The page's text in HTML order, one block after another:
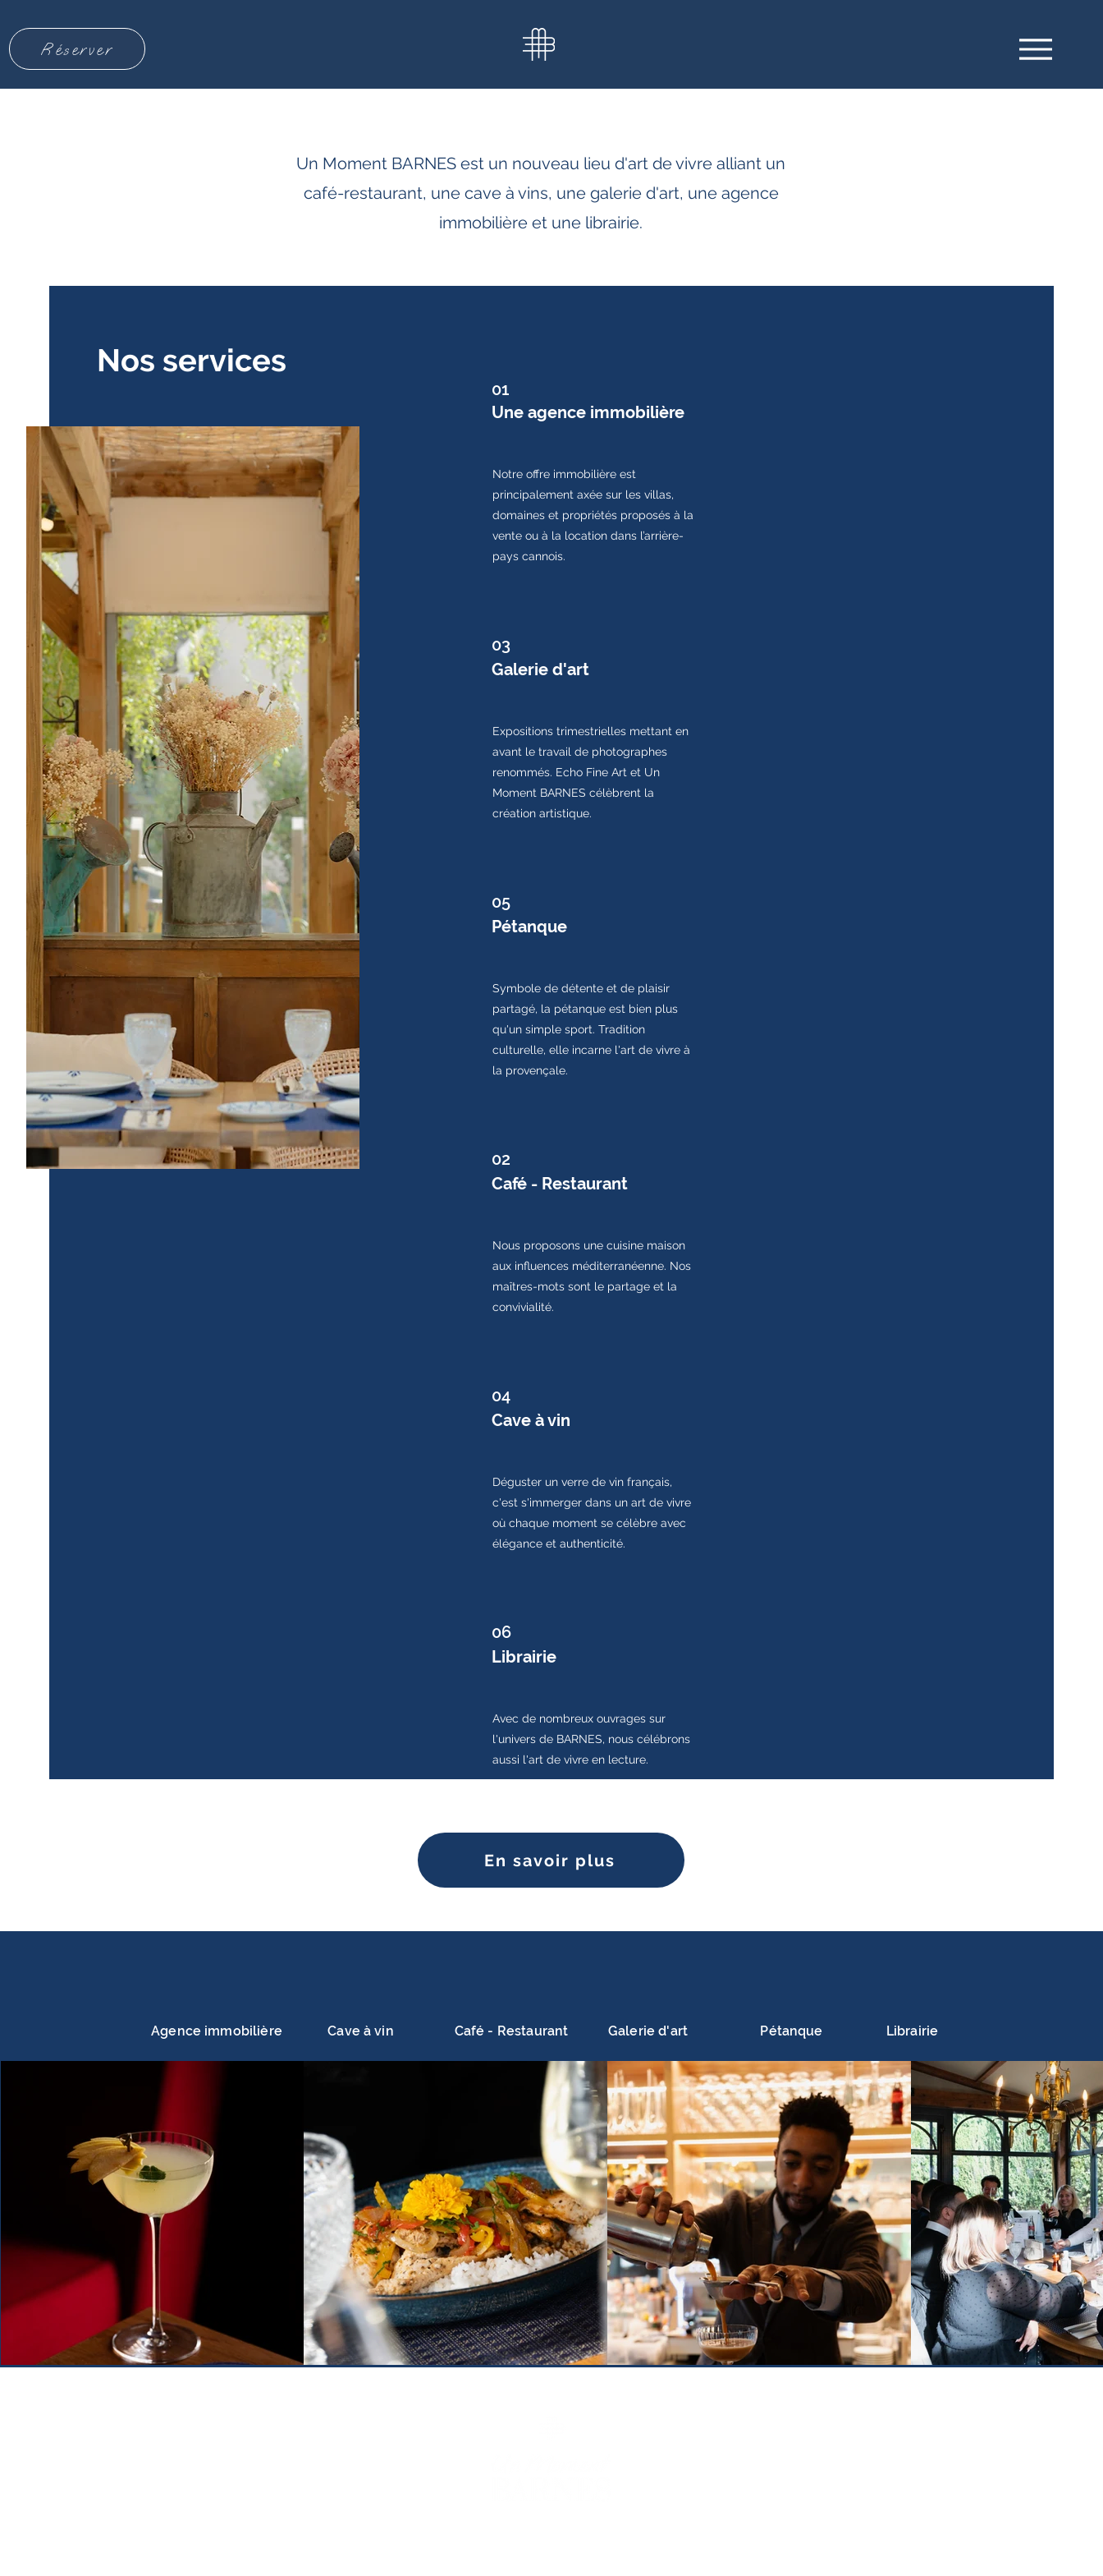
Réserver
Un Moment BARNES est un nouveau lieu d'art de vivre alliant un
café-restaurant, une cave à vins, une galerie d'art, une agence
immobilière et une librairie.
Nos services
01
Une agence immobilière
Notre offre immobilière est
principalement axée sur les villas,
domaines et propriétés proposés à la
vente ou à la location dans l’arrière-
pays cannois.
03
Galerie d'art
Expositions trimestrielles mettant en
avant le travail de photographes
renommés. Echo Fine Art et Un
Moment BARNES célèbrent la
création artistique.
05
Pétanque
Symbole de détente et de plaisir
partagé, la pétanque est bien plus
qu'un simple sport. Tradition
culturelle, elle incarne l'art de vivre à
la provençale.
02
Café - Restaurant
Nous proposons une cuisine maison
aux influences méditerranéenne. Nos
maîtres-mots sont le partage et la
convivialité.
04
Cave à vin
Déguster un verre de vin français,
c'est s'immerger dans un art de vivre
où chaque moment se célèbre avec
élégance et authenticité.
06
Librairie
Avec de nombreux ouvrages sur
l'univers de BARNES, nous célébrons
aussi l'art de vivre en lecture.
En savoir plus
Agence immobilière Cave à vin Café - Restaurant Galerie d'art Pétanque Librairie